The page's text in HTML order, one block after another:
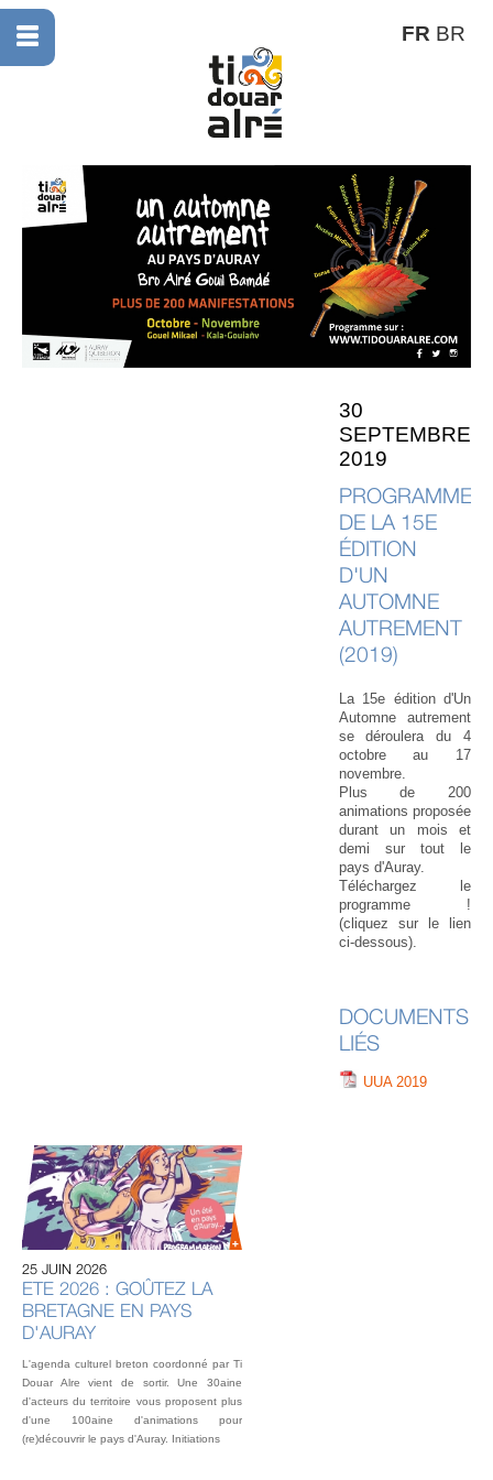
FR BR
30
SEPTEMBRE
2019
PROGRAMME
DE LA 15E
ÉDITION
D'UN
AUTOMNE
AUTREMENT
(2019)
La 15e édition d'Un
Automne autrement
se déroulera du 4
octobre au 17
novembre.
Plus de 200
animations proposée
durant un mois et
demi sur tout le
pays d'Auray.
Téléchargez le
programme !
(cliquez sur le lien
ci-dessous).
DOCUMENTS
LIÉS
UUA 2019
25 JUIN 2026
ETE 2026 : GOÛTEZ LA
BRETAGNE EN PAYS
D'AURAY
L'agenda culturel breton coordonné par Ti
Douar Alre vient de sortir. Une 30aine
d'acteurs du territoire vous proposent plus
d'une 100aine d'animations pour
(re)découvrir le pays d'Auray. Initiations